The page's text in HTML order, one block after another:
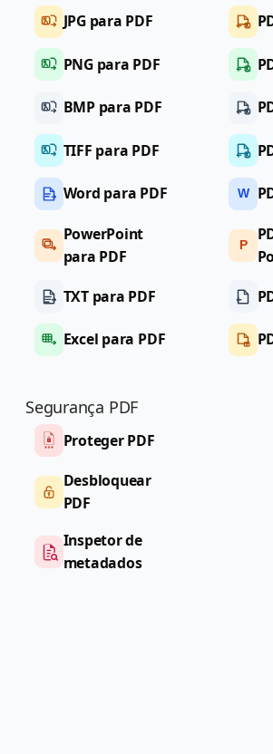
JPG para PDF
PNG para PDF
BMP para PDF
TIFF para PDF
Word para PDF
PowerPoint
para PDF
TXT para PDF
Excel para PDF
W
P
Segurança PDF
Proteger PDF
Desbloquear
PDF
Inspetor de
metadados